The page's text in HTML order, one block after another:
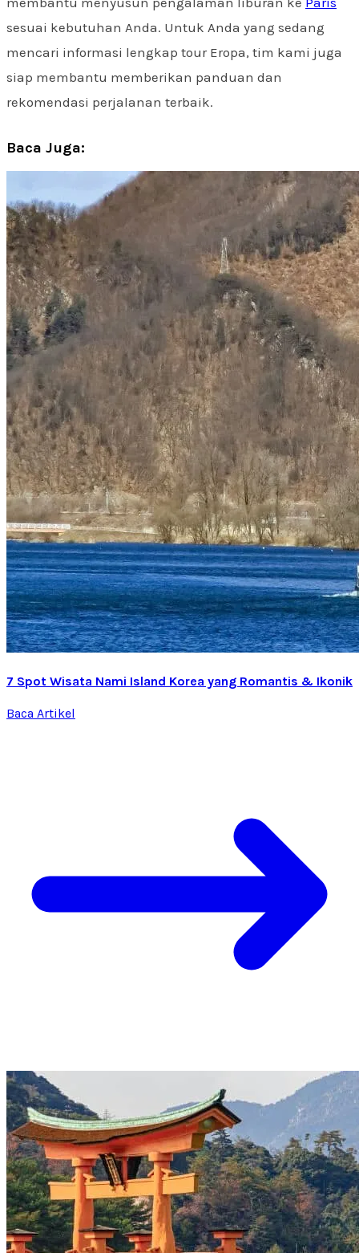
sesuai kebutuhan Anda. Untuk Anda yang sedang
mencari informasi lengkap tour Eropa, tim kami juga
siap membantu memberikan panduan dan
rekomendasi perjalanan terbaik.
Baca Juga:
7 Spot Wisata Nami Island Korea yang Romantis & Ikonik
Baca Artikel